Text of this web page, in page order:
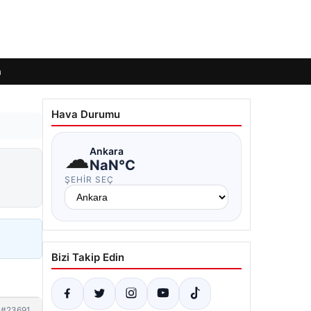
Hava Durumu
☁Ankara
NaN°C
ŞEHIR SEÇ
Bizi Takip Edin